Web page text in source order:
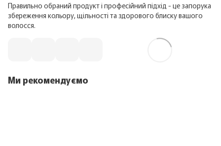
Правильно обраний продукт і професійний підхід - це запорука
збереження кольору, щільності та здорового блиску вашого
волосся.
Ми рекомендуємо